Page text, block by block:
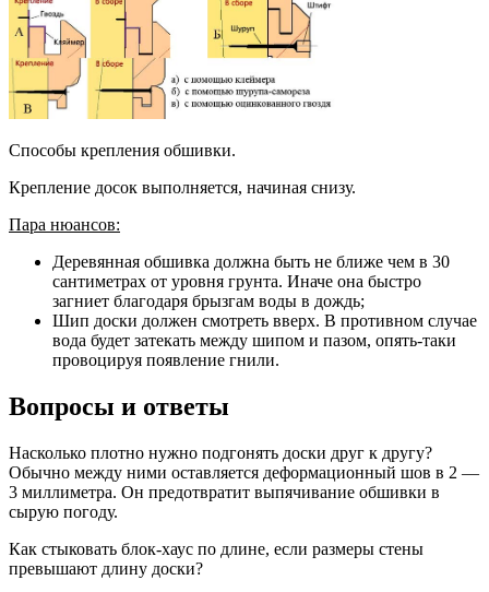
Способы крепления обшивки.
Крепление досок выполняется, начиная снизу.
Пара нюансов:
Деревянная обшивка должна быть не ближе чем в 30
сантиметрах от уровня грунта. Иначе она быстро
загниет благодаря брызгам воды в дождь;
Шип доски должен смотреть вверх. В противном случае
вода будет затекать между шипом и пазом, опять-таки
провоцируя появление гнили.
Вопросы и ответы
Насколько плотно нужно подгонять доски друг к другу?
Обычно между ними оставляется деформационный шов в 2 —
3 миллиметра. Он предотвратит выпячивание обшивки в
сырую погоду.
Как стыковать блок-хаус по длине, если размеры стены
превышают длину доски?